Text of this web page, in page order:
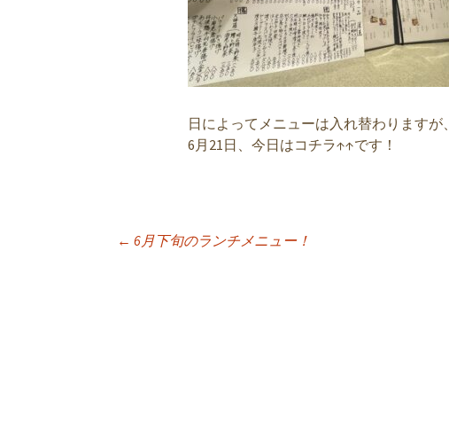
日によってメニューは入れ替わりますが、
6月21日、今日はコチラ↑↑です！
← 6月下旬のランチメニュー！